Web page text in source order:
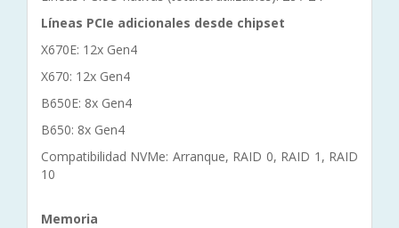
Líneas PCIe adicionales desde chipset
X670E: 12x Gen4
X670: 12x Gen4
B650E: 8x Gen4
B650: 8x Gen4
Compatibilidad NVMe: Arranque, RAID 0, RAID 1, RAID
10
Memoria